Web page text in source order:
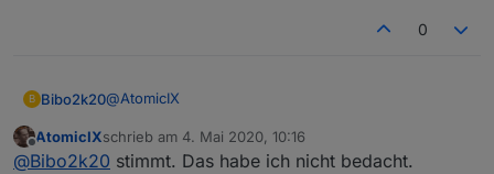
0
B Bibo2k20@AtomicIX
Nope, dann wären ja alle Kreisläufe aktiv, wenn der
PI neu startet oder in Wartung ist...
Offline
AtomicIXschrieb am 4. Mai 2020, 10:16
zuletzt editiert von
@Bibo2k20 stimmt. Das habe ich nicht bedacht.